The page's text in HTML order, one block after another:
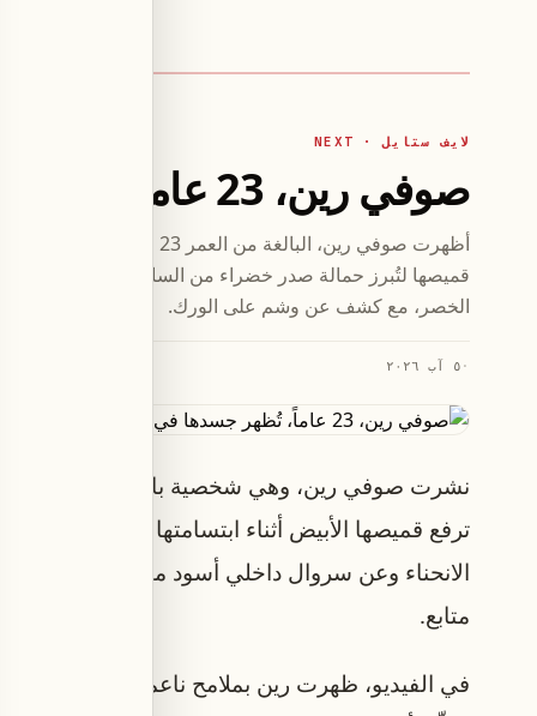
لايف ستايل · NEXT
صوفي رين، 23 عاماً، تُظهر جسدها في فيديو جديد على منصة إكس
قميصها لتُبرز حمالة صدر خضراء من الساتان عميقة
الخصر، مع كشف عن وشم على الورك.
· ٥ آب ٢٠٢٦
نشرت صوفي رين، وهي شخصية بارزة على منصة
ترفع قميصها الأبيض أثناء ابتسامتها لجمهورها،
متابع.
في الفيديو، ظهرت رين بملامح ناعمة وابتسامة